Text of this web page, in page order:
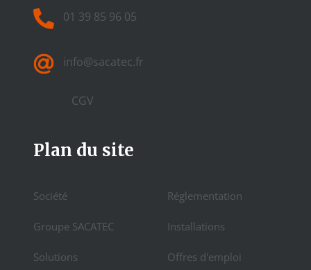
01 39 85 96 05
info@sacatec.fr
CGV
Plan du site
Société
Groupe SACATEC
Solutions
Réglementation
Installations
Offres d'emploi